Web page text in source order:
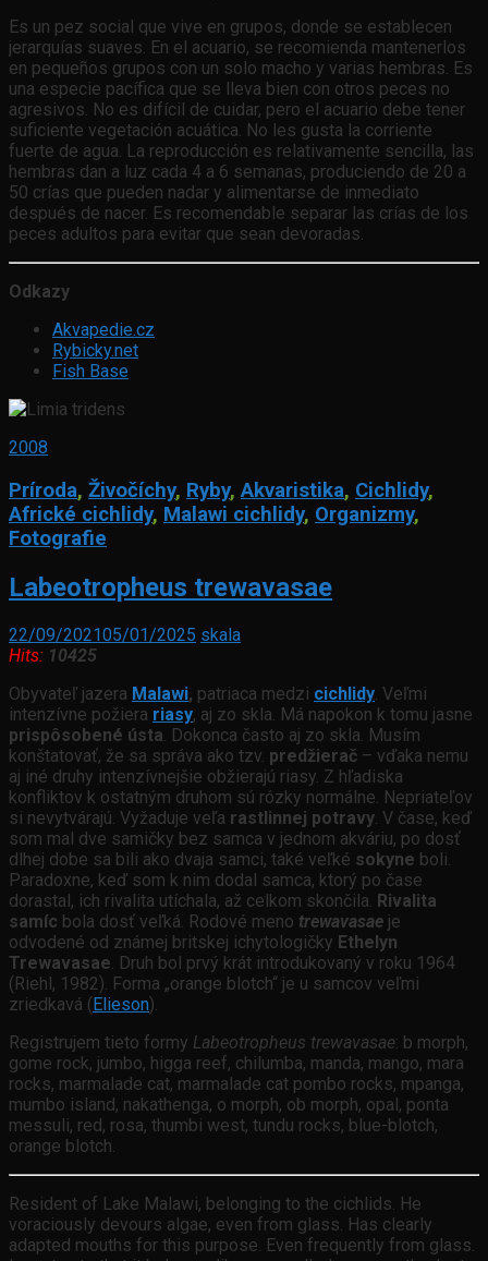
Es un pez social que vive en grupos, donde se establecen
jerarquías suaves. En el acuario, se recomienda mantenerlos
en pequeños grupos con un solo macho y varias hembras. Es
una especie pacífica que se lleva bien con otros peces no
agresivos. No es difícil de cuidar, pero el acuario debe tener
suficiente vegetación acuática. No les gusta la corriente
fuerte de agua. La reproducción es relativamente sencilla, las
hembras dan a luz cada 4 a 6 semanas, produciendo de 20 a
50 crías que pueden nadar y alimentarse de inmediato
después de nacer. Es recomendable separar las crías de los
peces adultos para evitar que sean devoradas.
Odkazy
Akvapedie.cz
Rybicky.net
Fish Base
2008
Príroda, Živočíchy, Ryby,Akvaristika, Cichlidy,
Africké cichlidy, Malawi cichlidy, Organizmy,
Fotografie
Labeotropheus trewavasae
22/09/202105/01/2025 skala
Hits: 10425
Obyvateľ jazera Malawi, patriaca medzi cichlidy . Veľmi
intenzívne požiera riasy, aj zo skla. Má napokon k tomu jasne
prispôsobené ústa . Dokonca často aj zo skla. Musím
konštatovať, že sa správa ako tzv. predžierač – vďaka nemu
aj iné druhy intenzívnejšie obžierajú riasy. Z hľadiska
konfliktov k ostatným druhom sú rózky normálne. Nepriateľov
si nevytvárajú. Vyžaduje veľa rastlinnej potravy . V čase, keď
som mal dve samičky bez samca v jednom akváriu, po dosť
dlhej dobe sa bili ako dvaja samci, také veľké sokyne boli.
Paradoxne, keď som k nim dodal samca, ktorý po čase
dorastal, ich rivalita utíchala, až celkom skončila. Rivalita
samíc bola dosť veľká. Rodové meno trewavasae je
odvodené od známej britskej ichytologičky Ethelyn
Trewavasae . Druh bol prvý krát introdukovaný v roku 1964
(Riehl, 1982). Forma „orange blotch“ je u samcov veľmi
zriedkavá (Elieson).
Registrujem tieto formy Labeotropheus trewavasae: b morph,
gome rock, jumbo, higga reef, chilumba, manda, mango, mara
rocks, marmalade cat, marmalade cat pombo rocks, mpanga,
mumbo island, nakathenga, o morph, ob morph, opal, ponta
messuli, red, rosa, thumbi west, tundu rocks, blue-blotch,
orange blotch.
Resident of Lake Malawi, belonging to the cichlids. He
voraciously devours algae, even from glass. Has clearly
adapted mouths for this purpose. Even frequently from glass.